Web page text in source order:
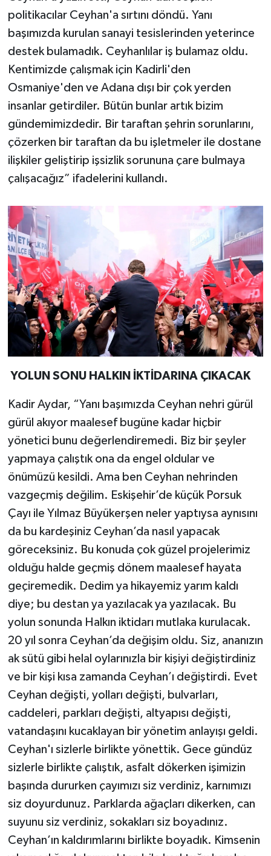
politikacılar Ceyhan'a sırtını döndü. Yanı
başımızda kurulan sanayi tesislerinden yeterince
destek bulamadık. Ceyhanlılar iş bulamaz oldu.
Kentimizde çalışmak için Kadirli'den
Osmaniye'den ve Adana dışı bir çok yerden
insanlar getirdiler. Bütün bunlar artık bizim
gündemimizdedir. Bir taraftan şehrin sorunlarını,
çözerken bir taraftan da bu işletmeler ile dostane
ilişkiler geliştirip işsizlik sorununa çare bulmaya
çalışacağız” ifadelerini kullandı.
YOLUN SONU HALKIN İKTİDARINA ÇIKACAK
Kadir Aydar, “Yanı başımızda Ceyhan nehri gürül
gürül akıyor maalesef bugüne kadar hiçbir
yönetici bunu değerlendiremedi. Biz bir şeyler
yapmaya çalıştık ona da engel oldular ve
önümüzü kesildi. Ama ben Ceyhan nehrinden
vazgeçmiş değilim. Eskişehir’de küçük Porsuk
Çayı ile Yılmaz Büyükerşen neler yaptıysa aynısını
da bu kardeşiniz Ceyhan’da nasıl yapacak
göreceksiniz. Bu konuda çok güzel projelerimiz
olduğu halde geçmiş dönem maalesef hayata
geçiremedik. Dedim ya hikayemiz yarım kaldı
diye; bu destan ya yazılacak ya yazılacak. Bu
yolun sonunda Halkın iktidarı mutlaka kurulacak.
20 yıl sonra Ceyhan’da değişim oldu. Siz, ananızın
ak sütü gibi helal oylarınızla bir kişiyi değiştirdiniz
ve bir kişi kısa zamanda Ceyhan’ı değiştirdi. Evet
Ceyhan değişti, yolları değişti, bulvarları,
caddeleri, parkları değişti, altyapısı değişti,
vatandaşını kucaklayan bir yönetim anlayışı geldi.
Ceyhan'ı sizlerle birlikte yönettik. Gece gündüz
sizlerle birlikte çalıştık, asfalt dökerken işimizin
başında dururken çayımızı siz verdiniz, karnımızı
siz doyurdunuz. Parklarda ağaçları dikerken, can
suyunu siz verdiniz, sokakları siz boyadınız.
Ceyhan’ın kaldırımlarını birlikte boyadık. Kimsenin